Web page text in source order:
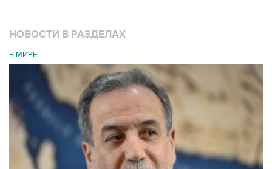
НОВОСТИ В РАЗДЕЛАХ
В МИРЕ